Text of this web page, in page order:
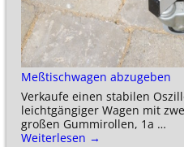
Meßtischwagen abzugeben
Verkaufe einen stabilen
leichtgängiger Wagen mit
großen Gummirollen, 1a …
Weiterlesen →